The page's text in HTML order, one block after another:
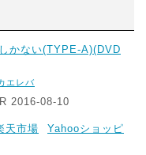
かない(TYPE-A)(DVD
エレバ
2016-08-10
天市場
Yahooショッピ